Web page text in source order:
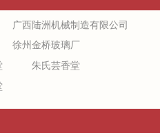
福建朱氏
江西朱氏
甘肃朱氏
宁夏朱氏
河南朱氏
广西陆洲机械制造有限公司
徐州金桥玻璃厂
朱氏芸香堂